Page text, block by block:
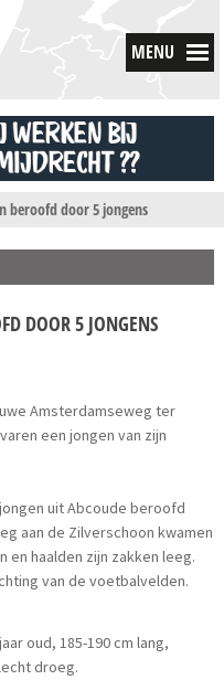
MENU
beroofd door 5 jongens
DOOR 5 JONGENS
Amsterdamseweg ter
een jongen van zijn
uit Abcoude beroofd
aan de Zilverschoon kwamen
en haalden zijn zakken leeg.
van de voetbalvelden.
oud, 185-190 cm lang,
droeg.